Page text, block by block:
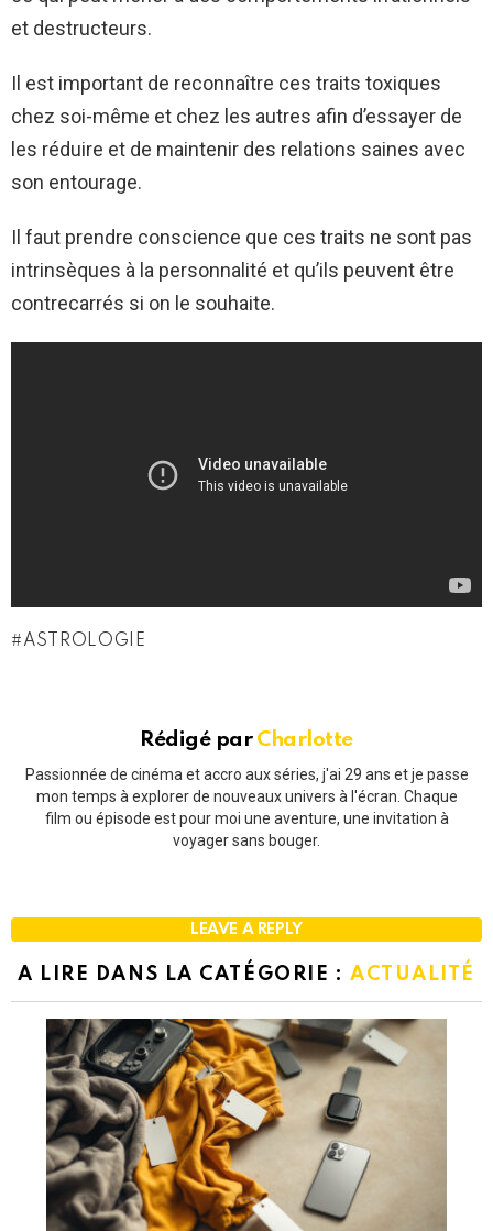
et destructeurs.
Il est important de reconnaître ces traits toxiques
chez soi-même et chez les autres afin d’essayer de
les réduire et de maintenir des relations saines avec
son entourage.
Il faut prendre conscience que ces traits ne sont pas
intrinsèques à la personnalité et qu’ils peuvent être
contrecarrés si on le souhaite.
ASTROLOGIE
Rédigé par Charlotte
Passionnée de cinéma et accro aux séries, j'ai 29 ans et je passe
mon temps à explorer de nouveaux univers à l'écran. Chaque
film ou épisode est pour moi une aventure, une invitation à
voyager sans bouger.
LEAVE A REPLY
A LIRE DANS LA CATÉGORIE : ACTUALITÉ